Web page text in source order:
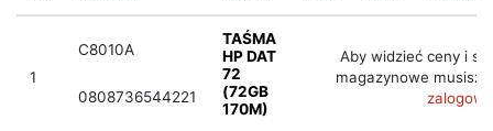
1
C8010A
0808736544221
TAŚMA
HP DAT
72
(72GB
170M)
Aby widzieć ceny i
magazynowe musisz